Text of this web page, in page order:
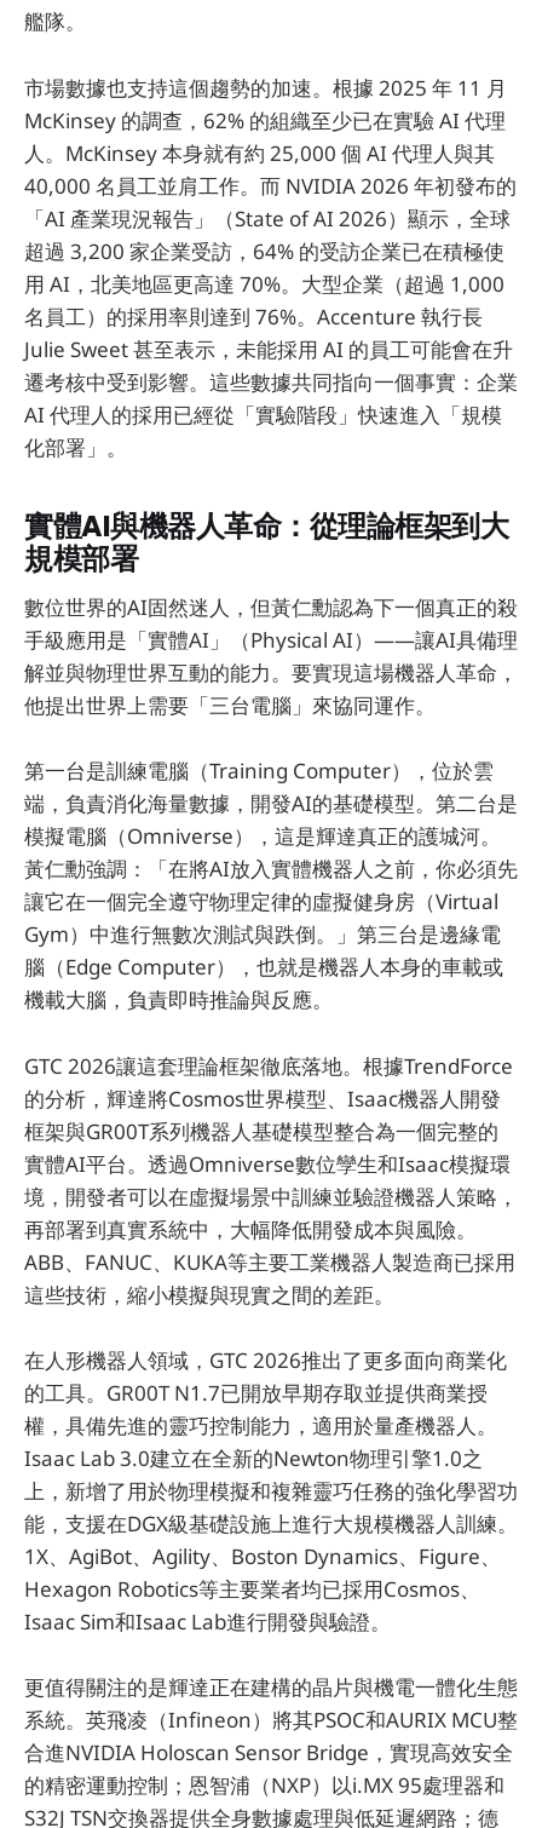
艦隊。
市場數據也支持這個趨勢的加速。根據 2025 年 11 月
McKinsey 的調查，62% 的組織至少已在實驗 AI 代理
人。McKinsey 本身就有約 25,000 個 AI 代理人與其
40,000 名員工並肩工作。而 NVIDIA 2026 年初發布的
「AI 產業現況報告」（State of AI 2026）顯示，全球
超過 3,200 家企業受訪，64% 的受訪企業已在積極使
用 AI，北美地區更高達 70%。大型企業（超過 1,000
名員工）的採用率則達到 76%。Accenture 執行長
Julie Sweet 甚至表示，未能採用 AI 的員工可能會在升
遷考核中受到影響。這些數據共同指向一個事實：企業
AI 代理人的採用已經從「實驗階段」快速進入「規模
化部署」。
實體AI與機器人革命：從理論框架到大
規模部署
數位世界的AI固然迷人，但黃仁勳認為下一個真正的殺
手級應用是「實體AI」（Physical AI）——讓AI具備理
解並與物理世界互動的能力。要實現這場機器人革命，
他提出世界上需要「三台電腦」來協同運作。
第一台是訓練電腦（Training Computer），位於雲
端，負責消化海量數據，開發AI的基礎模型。第二台是
模擬電腦（Omniverse），這是輝達真正的護城河。
黃仁勳強調：「在將AI放入實體機器人之前，你必須先
讓它在一個完全遵守物理定律的虛擬健身房（Virtual
Gym）中進行無數次測試與跌倒。」第三台是邊緣電
腦（Edge Computer），也就是機器人本身的車載或
機載大腦，負責即時推論與反應。
GTC 2026讓這套理論框架徹底落地。根據TrendForce
的分析，輝達將Cosmos世界模型、Isaac機器人開發
框架與GR00T系列機器人基礎模型整合為一個完整的
實體AI平台。透過Omniverse數位孿生和Isaac模擬環
境，開發者可以在虛擬場景中訓練並驗證機器人策略，
再部署到真實系統中，大幅降低開發成本與風險。
ABB、FANUC、KUKA等主要工業機器人製造商已採用
這些技術，縮小模擬與現實之間的差距。
在人形機器人領域，GTC 2026推出了更多面向商業化
的工具。GR00T N1.7已開放早期存取並提供商業授
權，具備先進的靈巧控制能力，適用於量產機器人。
Isaac Lab 3.0建立在全新的Newton物理引擎1.0之
上，新增了用於物理模擬和複雜靈巧任務的強化學習功
能，支援在DGX級基礎設施上進行大規模機器人訓練。
1X、AgiBot、Agility、Boston Dynamics、Figure、
Hexagon Robotics等主要業者均已採用Cosmos、
Isaac Sim和Isaac Lab進行開發與驗證。
更值得關注的是輝達正在建構的晶片與機電一體化生態
系統。英飛凌（Infineon）將其PSOC和AURIX MCU整
合進NVIDIA Holoscan Sensor Bridge，實現高效安全
的精密運動控制；恩智浦（NXP）以i.MX 95處理器和
S32J TSN交換器提供全身數據處理與低延遲網路；德